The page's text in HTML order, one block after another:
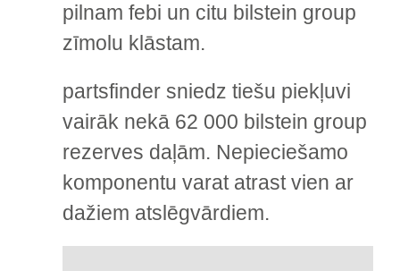
pilnam febi un citu bilstein group
zīmolu klāstam.
partsfinder sniedz tiešu piekļuvi
vairāk nekā 62 000 bilstein group
rezerves daļām. Nepieciešamo
komponentu varat atrast vien ar
dažiem atslēgvārdiem.